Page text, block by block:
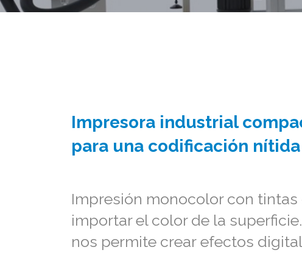
Impresora industrial
para una codificación
Impresión monocolor con tintas
importar el color de la
nos permite crear efectos